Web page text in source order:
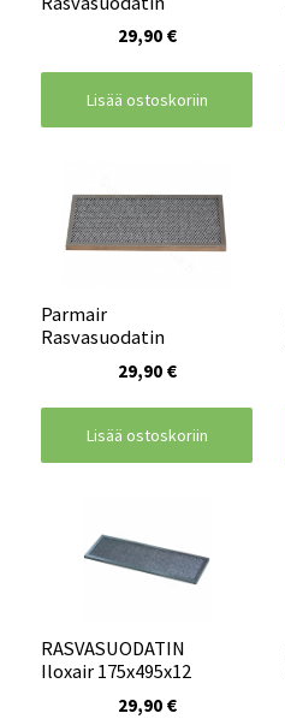
29,90 €
Lisää ostoskoriin
Parmair
Rasvasuodatin
29,90 €
Lisää ostoskoriin
RASVASUODATIN
Iloxair 175x495x12
29,90 €